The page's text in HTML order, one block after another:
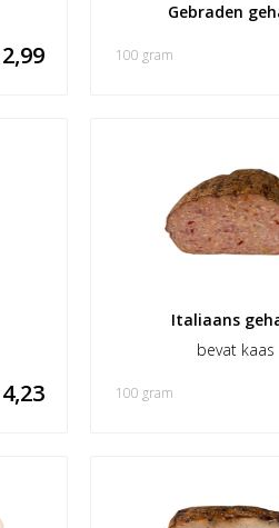
Gebraden
100 gram
Italiaans
bevat kaas
100 gram